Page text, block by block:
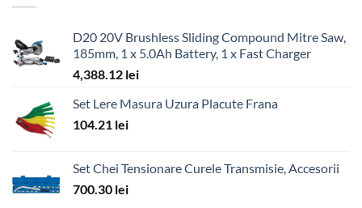
D20 20V Brushless Sliding Compound Mitre Saw,
185mm, 1 x 5.0Ah Battery, 1 x Fast Charger
4,388.12 lei
Set Lere Masura Uzura Placute Frana
104.21 lei
Set Chei Tensionare Curele Transmisie, Accesorii
700.30 lei